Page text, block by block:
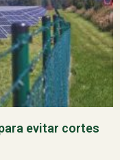
evitar cortes